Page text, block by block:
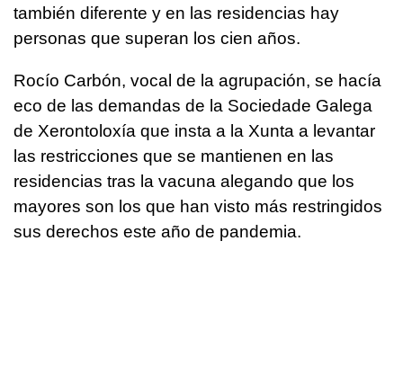
también diferente y en las residencias hay
personas que superan los cien años.
Rocío Carbón, vocal de la agrupación, se hacía
eco de las demandas de la Sociedade Galega
de Xerontoloxía que insta a la Xunta a levantar
las restricciones que se mantienen en las
residencias tras la vacuna alegando que los
mayores son los que han visto más restringidos
sus derechos este año de pandemia.